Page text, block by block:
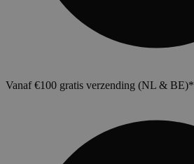
Vanaf €100 gratis verzending (NL & BE)*